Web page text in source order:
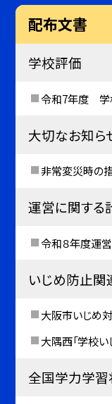
配布文書
学校評価
令和7年度 学
大切なお知ら
非常変災時の
運営に関する
令和８年度運
いじめ防止関
大阪市いじめ
大隅西「学校
全国学力学